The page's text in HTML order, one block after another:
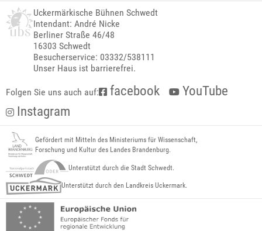
Uckermärkische Bühnen Schwedt
Intendant: André Nicke
Berliner Straße 46/48
16303 Schwedt
Besucherservice: 03332/538111
Unser Haus ist barrierefrei.
Folgen Sie uns auch auf: facebook
YouTube
Instagram
Gefördert mit Mitteln des Ministeriums für Wissenschaft,
Forschung und Kultur des Landes Brandenburg.
Unterstützt durch die Stadt Schwedt.
Unterstützt durch den Landkreis Uckermark.